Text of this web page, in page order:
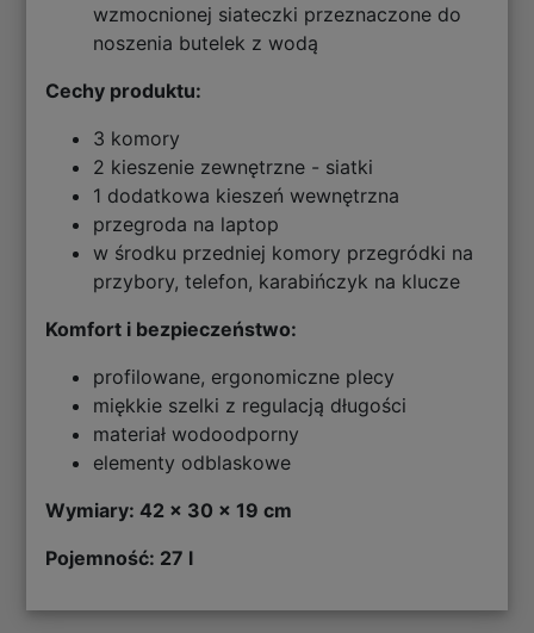
wzmocnionej siateczki przeznaczone do
noszenia butelek z wodą
Cechy produktu:
3 komory
2 kieszenie zewnętrzne - siatki
1 dodatkowa kieszeń wewnętrzna
przegroda na laptop
w środku przedniej komory przegródki na
przybory, telefon, karabińczyk na klucze
Komfort i bezpieczeństwo:
profilowane, ergonomiczne plecy
miękkie szelki z regulacją długości
materiał wodoodporny
elementy odblaskowe
Wymiary: 42 x 30 x 19 cm
Pojemność: 27 l